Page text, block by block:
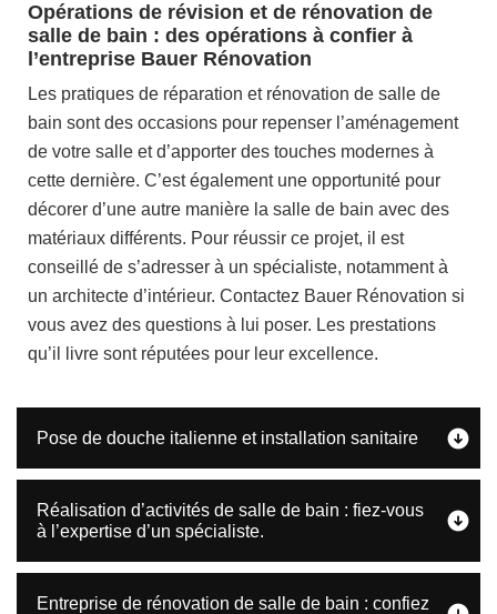
Opérations de révision et de rénovation de
salle de bain : des opérations à confier à
l’entreprise Bauer Rénovation
Les pratiques de réparation et rénovation de salle de
bain sont des occasions pour repenser l’aménagement
de votre salle et d’apporter des touches modernes à
cette dernière. C’est également une opportunité pour
décorer d’une autre manière la salle de bain avec des
matériaux différents. Pour réussir ce projet, il est
conseillé de s’adresser à un spécialiste, notamment à
un architecte d’intérieur. Contactez Bauer Rénovation si
vous avez des questions à lui poser. Les prestations
qu’il livre sont réputées pour leur excellence.
Pose de douche italienne et installation sanitaire
Réalisation d’activités de salle de bain : fiez-vous
à l’expertise d’un spécialiste.
Entreprise de rénovation de salle de bain : confiez